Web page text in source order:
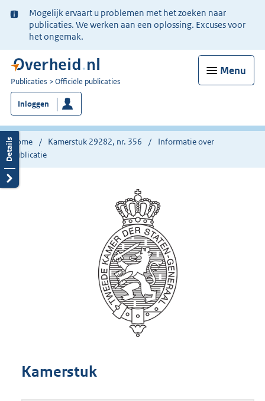
Ter
informatie:
Mogelijk ervaart u problemen met het zoeken naar
publicaties. We werken aan een oplossing. Excuses voor
het ongemak.
Menu
U
bent
nu
hier:
Publicaties Officiële publicaties
Inloggen
Home Kamerstuk 29282, nr. 356
Informatie over
publicatie
Kamerstuk